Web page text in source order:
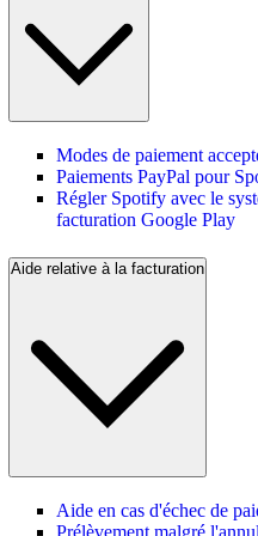
Modes de paiement
Paiements PayPal pour
Régler Spotify avec le
facturation Google Play
Aide relative à la facturation
Aide en cas d'échec de
Prélèvement malgré